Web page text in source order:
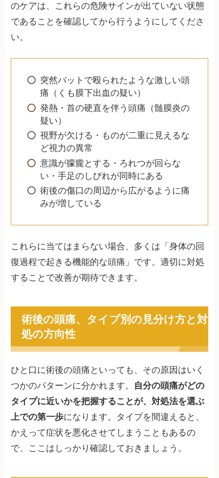
のケアは、これらの危険サインが出ていない状態
であることを確認してから行うようにしてくださ
い。
突然バットで殴られたような激しい頭
痛（くも膜下出血の疑い）
発熱・首の硬直を伴う頭痛（髄膜炎の
疑い）
視野が欠ける・ものが二重に見えるな
ど視力の異常
意識が朦朧とする・ろれつが回らな
い・手足のしびれが同時にある
術後の傷口の周辺から広がるように痛
みが増している
これらに当てはまらない場合、多くは「身体の回
復過程で起きる機能的な頭痛」です。適切に対処
することで改善が期待できます。
術後の頭痛、タイプ別の見分け方と対
処の方向性
ひと口に術後の頭痛といっても、その原因はいく
つかのパターンに分かれます。 自分の頭痛がどの
タイプに近いかを把握することが、対処法を選ぶ
上での第一歩になります。タイプを間違えると、
かえって症状を悪化させてしまうこともあるの
で、ここはしっかり確認しておきましょう。